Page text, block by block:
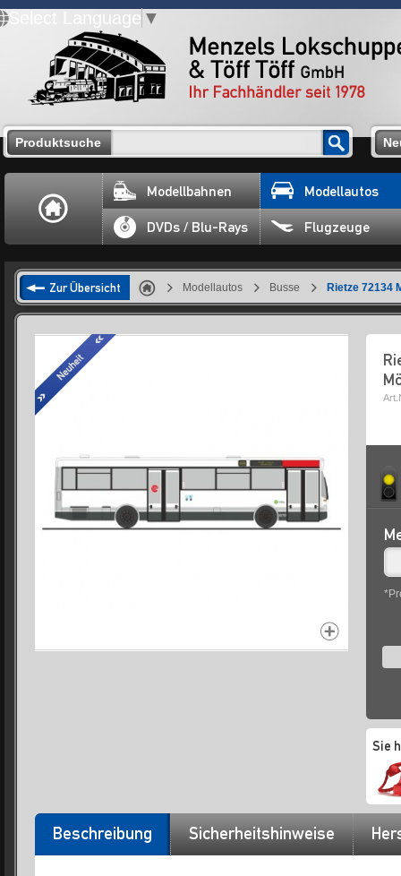
Select Language ▼
Produktsuche
Modellbahnen Modellautos
DVDs / Blu-Rays Flugzeuge
Zur Übersicht Modellautos Busse Rietze 72134
Sie
Beschreibung Sicherheitshinweise